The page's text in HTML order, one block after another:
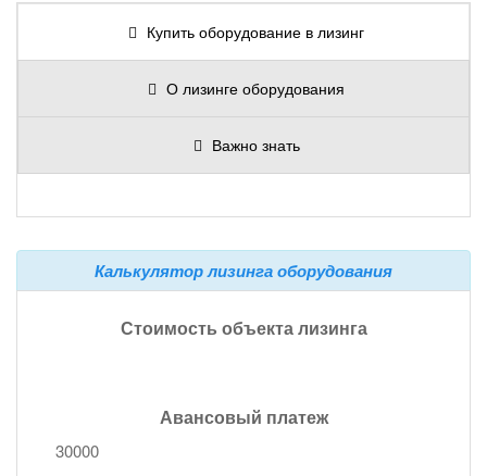
Купить оборудование в лизинг
О лизинге оборудования
Важно знать
Калькулятор лизинга оборудования
Стоимость объекта лизинга
Авансовый платеж